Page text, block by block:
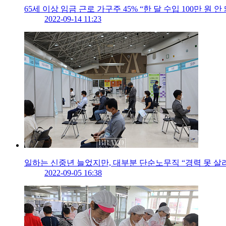
65세 이상 임금 근로 가구주 45% “한 달 수입 100만 원 안
2022-09-14 11:23
일하는 신중년 늘었지만, 대부분 단순노무직 “경력 못 살
2022-09-05 16:38